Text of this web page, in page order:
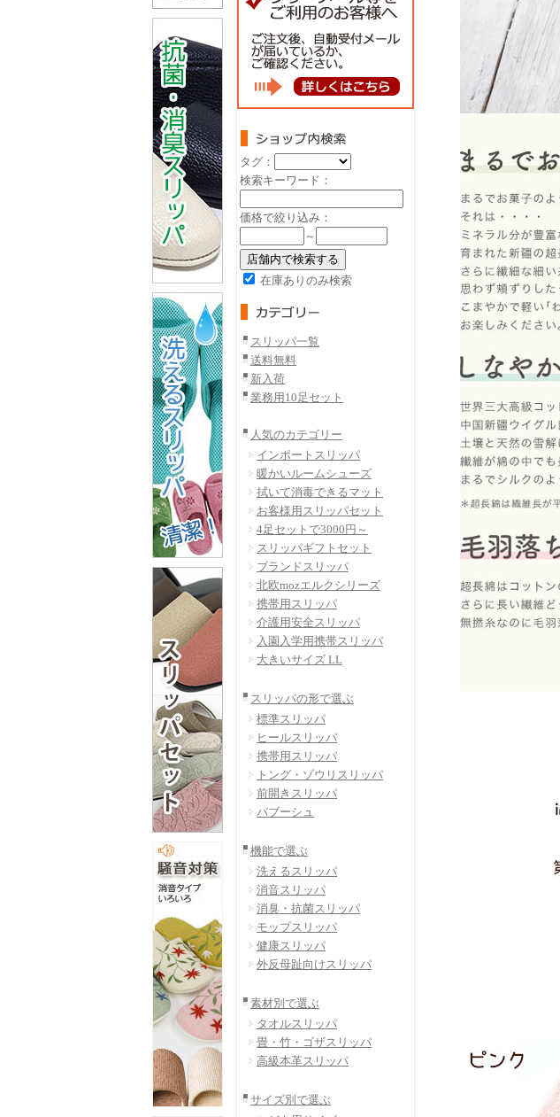
タグ：
検索キーワード：
価格で絞り込み：
～
在庫ありのみ検索
スリッパ一覧
送料無料
新入荷
業務用10足セット
人気のカテゴリー
インポートスリッパ
暖かいルームシューズ
拭いて消毒できるマット
お客様用スリッパセット
4足セットで3000円～
スリッパギフトセット
ブランドスリッパ
北欧mozエルクシリーズ
携帯用スリッパ
介護用安全スリッパ
入園入学用携帯スリッパ
大きいサイズ LL
スリッパの形で選ぶ
標準スリッパ
ヒールスリッパ
携帯用スリッパ
トング・ゾウリスリッパ
前開きスリッパ
バブーシュ
機能で選ぶ
洗えるスリッパ
消音スリッパ
消臭・抗菌スリッパ
モップスリッパ
健康スリッパ
外反母趾向けスリッパ
素材別で選ぶ
タオルスリッパ
畳・竹・ゴザスリッパ
高級本革スリッパ
サイズ別で選ぶ